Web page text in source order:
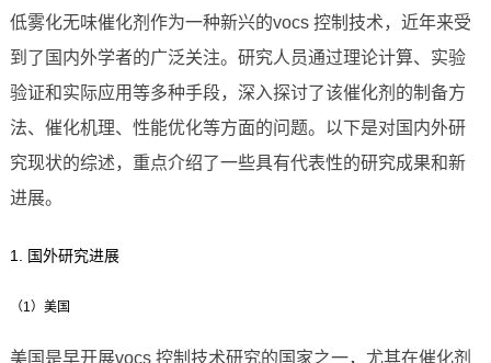
低雾化无味催化剂作为一种新兴的vocs 控制技术，近年来受
到了国内外学者的广泛关注。研究人员通过理论计算、实验
验证和实际应用等多种手段，深入探讨了该催化剂的制备方
法、催化机理、性能优化等方面的问题。以下是对国内外研
究现状的综述，重点介绍了一些具有代表性的研究成果和新
进展。
1. 国外研究进展
（1）美国
美国是早开展vocs 控制技术研究的国家之一，尤其在催化剂